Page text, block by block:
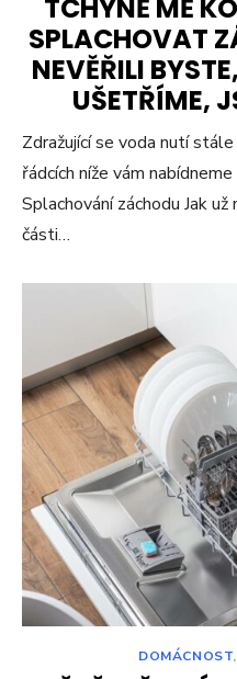
TCHYNĚ MĚ
SPLACHOVAT
NEVĚŘILI
UŠETŘÍME,
Zdražující se voda nutí
řádcích níže vám
Splachování záchodu Jak
části…
DOMÁCNOST,